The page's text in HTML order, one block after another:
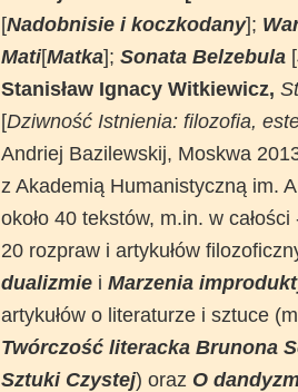
[Nadobnisie i koczkodany];
Mati[Matka]; Sonata Belzebula [
Stanisław Ignacy Witkiewicz,
[Dziwność Istnienia: filozofia,
Andriej Bazilewskij, Moskwa
z Akademią Humanistyczną im.
około 40 tekstów, m.in. w
20 rozpraw i artykułów
dualizmie i Marzenia
artykułów o literaturze i sztuce
Twórczość literacka Brunona
Sztuki Czystej) oraz O